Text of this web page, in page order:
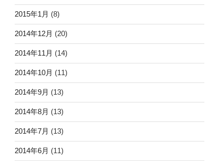
2015年1月 (8)
2014年12月 (20)
2014年11月 (14)
2014年10月 (11)
2014年9月 (13)
2014年8月 (13)
2014年7月 (13)
2014年6月 (11)